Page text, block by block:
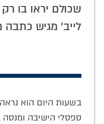
שכולם יראו בו
לייב' מגיש
בשעות היום הוא
ספסלי הישיבה